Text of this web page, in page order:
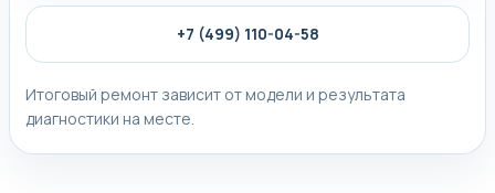
+7 (499) 110-04-58
Итоговый ремонт зависит от модели и результата
диагностики на месте.